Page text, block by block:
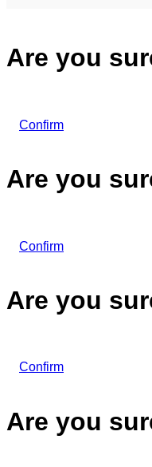
Are you
Confirm
Are you
Confirm
Are you
Confirm
Are you